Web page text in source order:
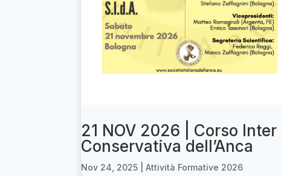
21 NOV 2026 | Corso
Conservativa dell’Anca
Nov 24, 2025 |Attività Formative 2026